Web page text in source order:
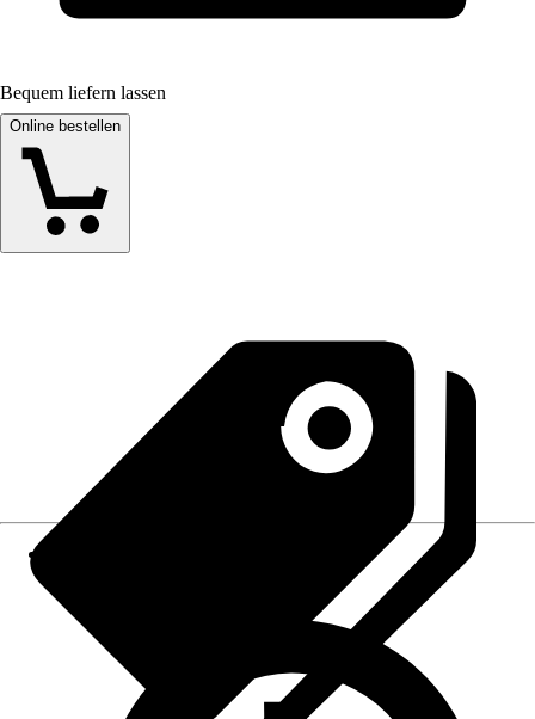
Bequem liefern lassen
Online bestellen